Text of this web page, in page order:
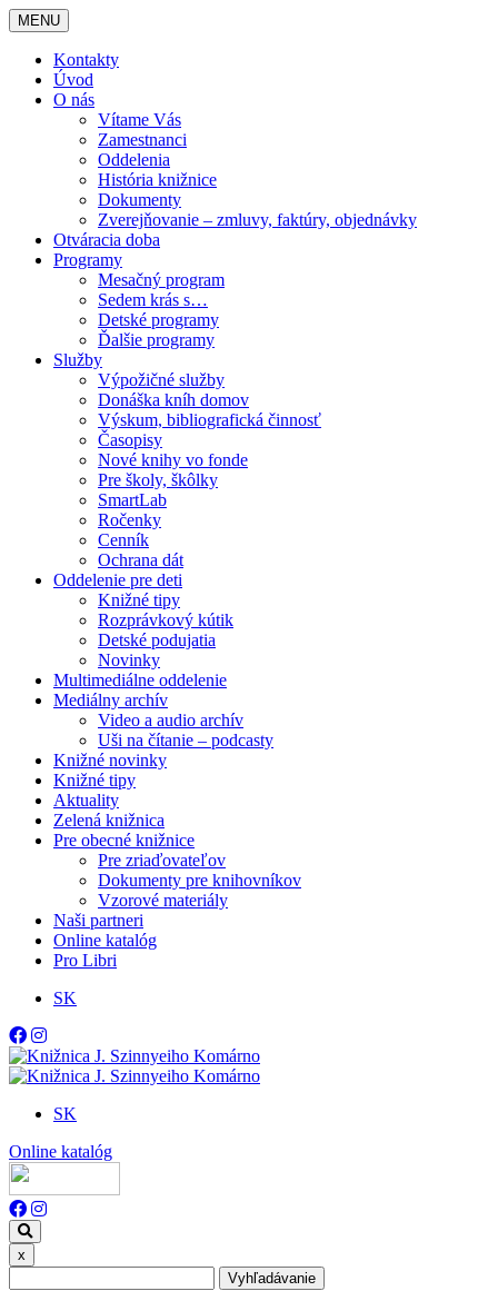
MENU
Kontakty
Úvod
O nás
Vítame Vás
Zamestnanci
Oddelenia
História knižnice
Dokumenty
Zverejňovanie – zmluvy, faktúry, objednávky
Otváracia doba
Programy
Mesačný program
Sedem krás s…
Detské programy
Ďalšie programy
Služby
Výpožičné služby
Donáška kníh domov
Výskum, bibliografická činnosť
Časopisy
Nové knihy vo fonde
Pre školy, škôlky
SmartLab
Ročenky
Cenník
Ochrana dát
Oddelenie pre deti
Knižné tipy
Rozprávkový kútik
Detské podujatia
Novinky
Multimediálne oddelenie
Mediálny archív
Video a audio archív
Uši na čítanie – podcasty
Knižné novinky
Knižné tipy
Aktuality
Zelená knižnica
Pre obecné knižnice
Pre zriaďovateľov
Dokumenty pre knihovníkov
Vzorové materiály
Naši partneri
Online katalóg
Pro Libri
SK
SK
Online katalóg
x
Vyhľadávanie